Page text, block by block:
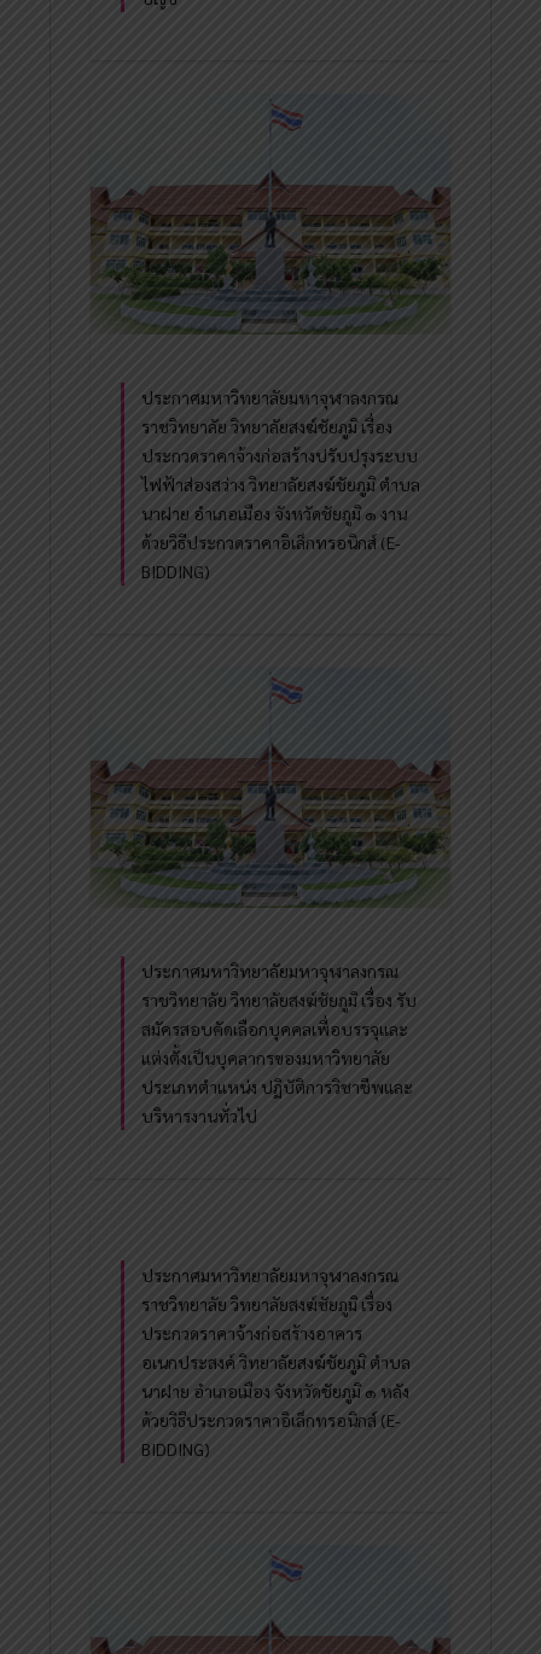
ประกาศมหาวิทยาลัยมหาจุฬาลงกรณ
ราชวิทยาลัย วิทยาลัยสงฆ์ชัยภูมิ เรื่อง
ประกวดราคาจ้างก่อสร้างปรับปรุงระบบ
ไฟฟ้าส่องสว่าง วิทยาลัยสงฆ์ชัยภูมิ ตำบล
นาฝาย อำเภอเมือง จังหวัดชัยภูมิ ๑ งาน
ด้วยวิธีประกวดราคาอิเล็กทรอนิกส์ (E-
BIDDING)
ประกาศมหาวิทยาลัยมหาจุฬาลงกรณ
ราชวิทยาลัย วิทยาลัยสงฆ์ชัยภูมิ เรื่อง รับ
สมัครสอบคัดเลือกบุคคลเพื่อบรรจุและ
แต่งตั้งเป็นบุคลากรของมหาวิทยาลัย
ประเภทตำแหน่ง ปฏิบัติการวิชาชีพและ
บริหารงานทั่วไป
ประกาศมหาวิทยาลัยมหาจุฬาลงกรณ
ราชวิทยาลัย วิทยาลัยสงฆ์ชัยภูมิ เรื่อง
ประกวดราคาจ้างก่อสร้างอาคาร
อเนกประสงค์ วิทยาลัยสงฆ์ชัยภูมิ ตำบล
นาฝาย อำเภอเมือง จังหวัดชัยภูมิ ๑ หลัง
ด้วยวิธีประกวดราคาอิเล็กทรอนิกส์ (E-
BIDDING)